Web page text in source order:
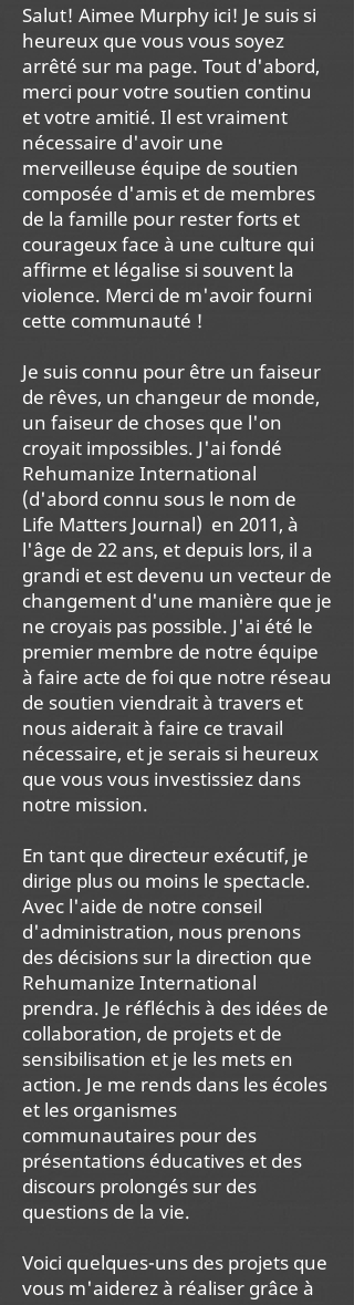
Salut! Aimee Murphy ici! Je suis si
heureux que vous vous soyez
arrêté sur ma page. Tout d'abord,
merci pour votre soutien continu
et votre amitié. Il est vraiment
nécessaire d'avoir une
merveilleuse équipe de soutien
composée d'amis et de membres
de la famille pour rester forts et
courageux face à une culture qui
affirme et légalise si souvent la
violence. Merci de m'avoir fourni
cette communauté !
Je suis connu pour être un faiseur
de rêves, un changeur de monde,
un faiseur de choses que l'on
croyait impossibles. J'ai fondé
Rehumanize International
(d'abord connu sous le nom de
Life Matters Journal) en 2011, à
l'âge de 22 ans, et depuis lors, il a
grandi et est devenu un vecteur de
changement d'une manière que je
ne croyais pas possible. J'ai été le
premier membre de notre équipe
à faire acte de foi que notre réseau
de soutien viendrait à travers et
nous aiderait à faire ce travail
nécessaire, et je serais si heureux
que vous vous investissiez dans
notre mission.
En tant que directeur exécutif, je
dirige plus ou moins le spectacle.
Avec l'aide de notre conseil
d'administration, nous prenons
des décisions sur la direction que
Rehumanize International
prendra. Je réfléchis à des idées de
collaboration, de projets et de
sensibilisation et je les mets en
action. Je me rends dans les écoles
et les organismes
communautaires pour des
présentations éducatives et des
discours prolongés sur des
questions de la vie.
Voici quelques-uns des projets que
vous m'aiderez à réaliser grâce à